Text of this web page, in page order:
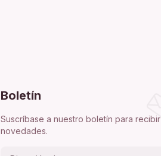
Boletín
Suscríbase a nuestro boletín para recibir
novedades.